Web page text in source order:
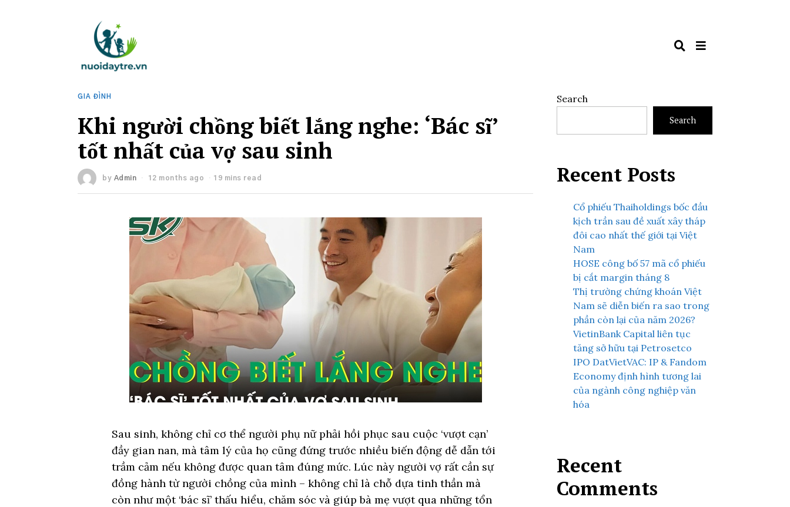
GIA ĐÌNH
Khi người chồng biết lắng nghe: ‘Bác sĩ’
tốt nhất của vợ sau sinh
by Admin 12 months ago 19 mins read
Sau sinh, không chỉ cơ thể người phụ nữ phải hồi phục sau cuộc ‘vượt cạn’
đầy gian nan, mà tâm lý của họ cũng đứng trước nhiều biến động dễ dẫn tới
trầm cảm nếu không được quan tâm đúng mức. Lúc này người vợ rất cần sự
đồng hành từ người chồng của mình – không chỉ là chỗ dựa tinh thần mà
còn như một ‘bác sĩ’ thấu hiểu, chăm sóc và giúp bà mẹ vượt qua những tổn
Search
Search
Recent Posts
Cổ phiếu Thaiholdings bốc đầu
kịch trần sau đề xuất xây tháp
đôi cao nhất thế giới tại Việt
Nam
HOSE công bố 57 mã cổ phiếu
bị cắt margin tháng 8
Thị trường chứng khoán Việt
Nam sẽ diễn biến ra sao trong
phần còn lại của năm 2026?
VietinBank Capital liên tục
tăng sở hữu tại Petrosetco
IPO DatVietVAC: IP & Fandom
Economy định hình tương lai
của ngành công nghiệp văn
hóa
Recent
Comments